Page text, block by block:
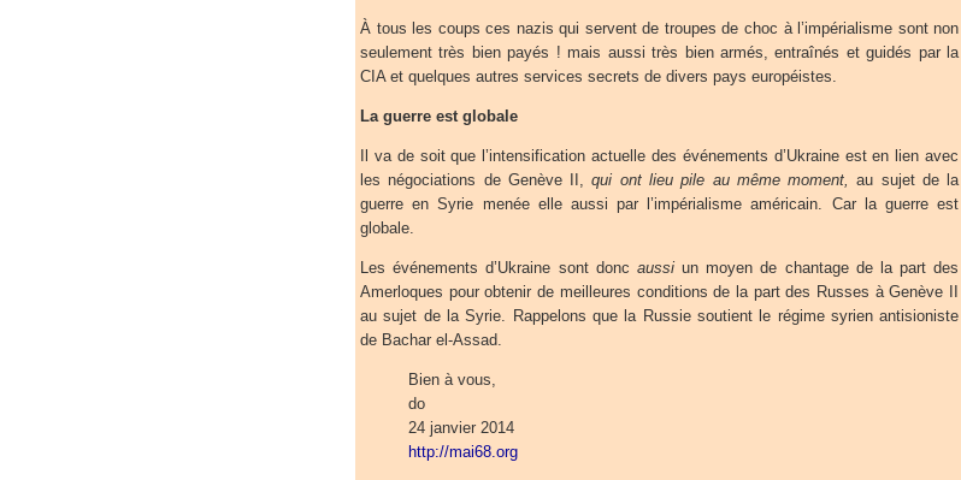
À tous les coups ces nazis qui servent de troupes de choc à l’impérialisme sont non
seulement très bien payés ! mais aussi très bien armés, entraînés et guidés par la
CIA et quelques autres services secrets de divers pays européistes.
La guerre est globale
Il va de soit que l’intensification actuelle des événements d’Ukraine est en lien avec
les négociations de Genève II,qui ont lieu pile au même moment, au sujet de la
guerre en Syrie menée elle aussi par l’impérialisme américain. Car la guerre est
globale.
Les événements d’Ukraine sont donc aussiun moyen de chantage de la part des
Amerloques pour obtenir de meilleures conditions de la part des Russes à Genève II
au sujet de la Syrie. Rappelons que la Russie soutient le régime syrien antisioniste
de Bachar el-Assad.
Bien à vous,
do
24 janvier 2014
http://mai68.org